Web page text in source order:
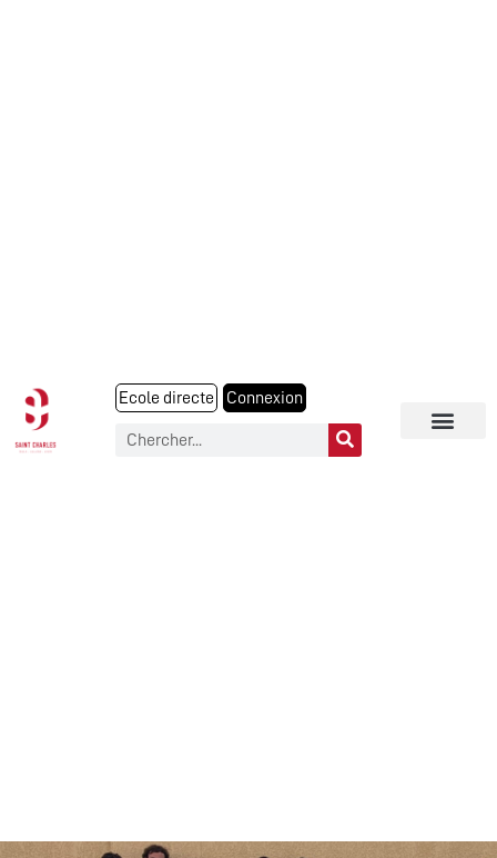
Ecole directe Connexion